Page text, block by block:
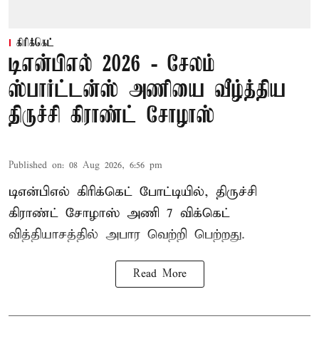
கிரிக்கெட்
டிஎன்பிஎல் 2026 - சேலம்
ஸ்பார்ட்டன்ஸ் அணியை வீழ்த்திய
திருச்சி கிராண்ட் சோழாஸ்
Published on: 08 Aug 2026, 6:56 pm
டிஎன்பிஎல் கிரிக்கெட் போட்டியில், திருச்சி
கிராண்ட் சோழாஸ் அணி 7 விக்கெட்
வித்தியாசத்தில் அபார வெற்றி பெற்றது.
Read More